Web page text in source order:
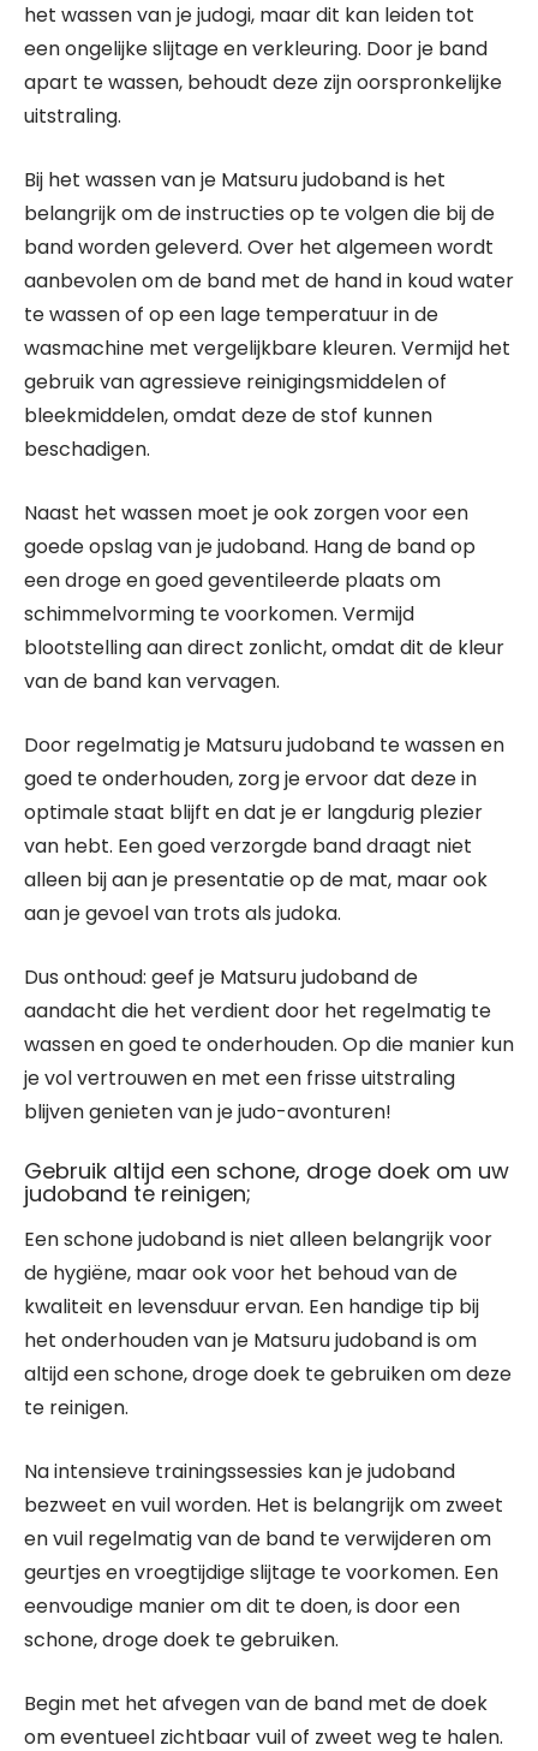
het wassen van je judogi, maar dit kan leiden tot
een ongelijke slijtage en verkleuring. Door je band
apart te wassen, behoudt deze zijn oorspronkelijke
uitstraling.
Bij het wassen van je Matsuru judoband is het
belangrijk om de instructies op te volgen die bij de
band worden geleverd. Over het algemeen wordt
aanbevolen om de band met de hand in koud water
te wassen of op een lage temperatuur in de
wasmachine met vergelijkbare kleuren. Vermijd het
gebruik van agressieve reinigingsmiddelen of
bleekmiddelen, omdat deze de stof kunnen
beschadigen.
Naast het wassen moet je ook zorgen voor een
goede opslag van je judoband. Hang de band op
een droge en goed geventileerde plaats om
schimmelvorming te voorkomen. Vermijd
blootstelling aan direct zonlicht, omdat dit de kleur
van de band kan vervagen.
Door regelmatig je Matsuru judoband te wassen en
goed te onderhouden, zorg je ervoor dat deze in
optimale staat blijft en dat je er langdurig plezier
van hebt. Een goed verzorgde band draagt niet
alleen bij aan je presentatie op de mat, maar ook
aan je gevoel van trots als judoka.
Dus onthoud: geef je Matsuru judoband de
aandacht die het verdient door het regelmatig te
wassen en goed te onderhouden. Op die manier kun
je vol vertrouwen en met een frisse uitstraling
blijven genieten van je judo-avonturen!
Gebruik altijd een schone, droge doek om uw
judoband te reinigen;
Een schone judoband is niet alleen belangrijk voor
de hygiëne, maar ook voor het behoud van de
kwaliteit en levensduur ervan. Een handige tip bij
het onderhouden van je Matsuru judoband is om
altijd een schone, droge doek te gebruiken om deze
te reinigen.
Na intensieve trainingssessies kan je judoband
bezweet en vuil worden. Het is belangrijk om zweet
en vuil regelmatig van de band te verwijderen om
geurtjes en vroegtijdige slijtage te voorkomen. Een
eenvoudige manier om dit te doen, is door een
schone, droge doek te gebruiken.
Begin met het afvegen van de band met de doek
om eventueel zichtbaar vuil of zweet weg te halen.